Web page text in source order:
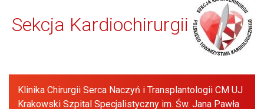
Sekcja Kardiochirurgii
Klinika Chirurgii Serca Naczyń i Transplantologii CM UJ
Krakowski Szpital Specjalistyczny im. Św. Jana Pawła